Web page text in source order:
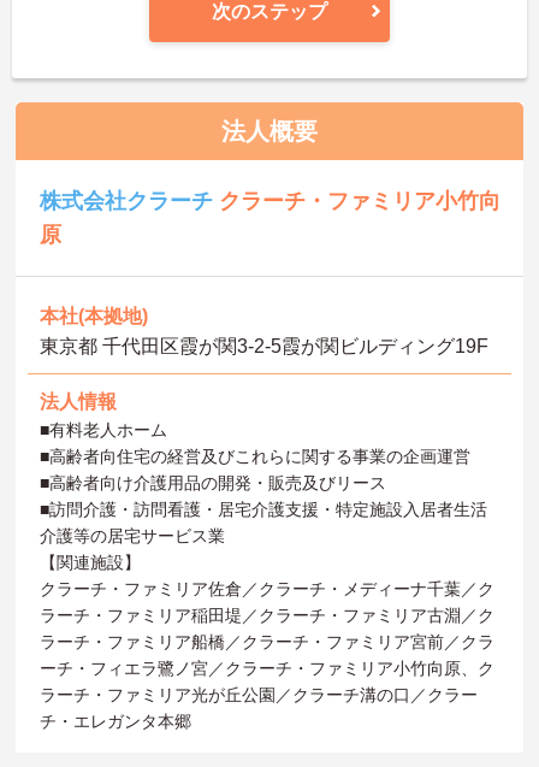
次のステップ
法人概要
株式会社クラーチ クラーチ・ファミリア小竹向
原
本社(本拠地)
東京都 千代田区霞が関3-2-5霞が関ビルディング19F
法人情報
■有料老人ホーム
■高齢者向住宅の経営及びこれらに関する事業の企画運営
■高齢者向け介護用品の開発・販売及びリース
■訪問介護・訪問看護・居宅介護支援・特定施設入居者生活
介護等の居宅サービス業
【関連施設】
クラーチ・ファミリア佐倉／クラーチ・メディーナ千葉／ク
ラーチ・ファミリア稲田堤／クラーチ・ファミリア古淵／ク
ラーチ・ファミリア船橋／クラーチ・ファミリア宮前／クラ
ーチ・フィエラ鷺ノ宮／クラーチ・ファミリア小竹向原、ク
ラーチ・ファミリア光が丘公園／クラーチ溝の口／クラー
チ・エレガンタ本郷